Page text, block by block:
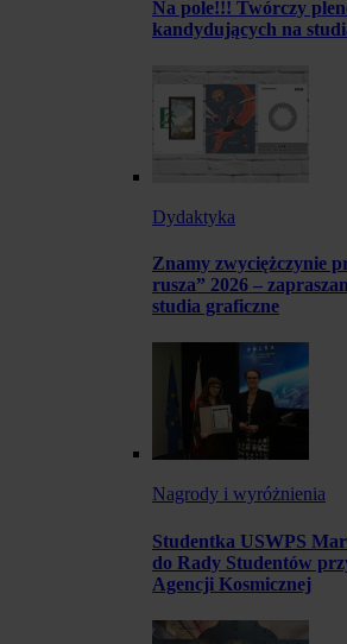
Na pole!!! Twórczy
kandydujących na
Dydaktyka
Znamy zwyciężczynie
rusza” 2026 –
studia graficzne
Nagrody i wyróżnienia
Studentka USWPS
do Rady Studentów
Agencji Kosmicznej